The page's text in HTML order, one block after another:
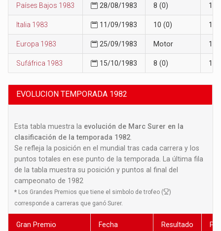
Países Bajos 1983 28/08/1983 8 (0) 14
Italia 1983 11/09/1983 10 (0) 15
Europa 1983 25/09/1983 Motor 15
Sufáfrica 1983 15/10/1983 8 (0) 15
EVOLUCION TEMPORADA 1982
Esta tabla muestra la evolución de Marc Surer en la
clasificación de la temporada 1982
Se refleja la posición en el mundial tras cada carrera y los
puntos totales en ese punto de la temporada. La última fila
de la tabla muestra su posición y puntos al final del
campeonato de 1982
* Los Grandes Premios que tiene el simbolo de trofeo (
)
corresponde a carreras que ganó Surer.
Gran Premio Fecha Resultado